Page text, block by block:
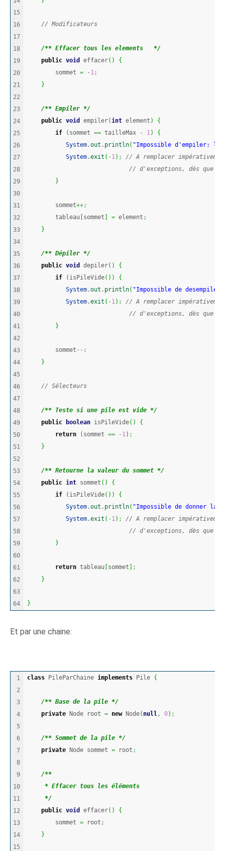
15
16
17
18
19
20
21
22
23
24
25
26
27
28
29
30
31
32
33
34
35
36
37
38
39
40
41
42
43
44
45
46
47
48
49
50
51
52
53
54
55
56
57
58
59
60
61
62
63
// Modificateurs
/** Effacer tous les elements   */
public void effacer( )
{
        sommet
= -1;
}
/** Empiler */
public void empiler(int element )
{
if
( sommet == tailleMax - 1)
{
System .out . println( "Impossible d'empiler:
System .exit ( -1) ;
// A remplacer
// d'exceptions, dès que
}
        sommet
++;
        tableau
sommet = element ;
}
/** Dépiler */
public void depiler( )
{
if
( isPileVide( ) )
{
System .out . println( "Impossible de
System .exit ( -1) ;
// A remplacer
// d'exceptions, dès que
}
        sommet
--;
}
// Sélecteurs
/** Teste si une pile est vide */
public
boolean isPileVide( )
{
return
( sommet == -1) ;
}
/** Retourne la valeur du sommet */
public int sommet ( )
{
if
( isPileVide( ) )
{
System .out . println( "Impossible de donner la
System .exit ( -1) ;
// A remplacer
// d'exceptions, dès que
}
return tableau sommet
;
}
}
Et par une chaine:
1
2
3
4
5
6
7
8
9
10
11
12
13
14
15
class PileParChaine implements Pile {
/** Base de la pile */
private Node root = new Node( null, 0) ;
/** Sommet de la pile */
private Node sommet = root ;
/**
* Effacer tous les éléments
*/
public void effacer( )
{
        sommet
= root ;
}